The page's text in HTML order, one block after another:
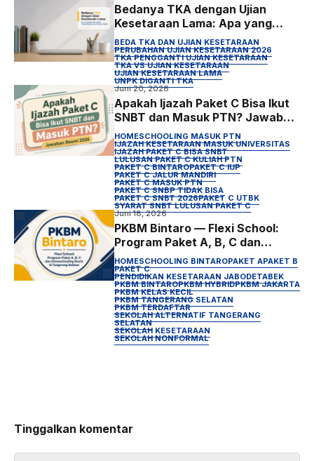
Bedanya TKA dengan Ujian
Kesetaraan Lama: Apa yang
Berubah untuk Homeschooler
dan Peserta PKBM
BEDA TKA DAN UJIAN KESETARAAN
PERUBAHAN UJIAN KESETARAAN 2026
TKA PENGGANTI UJIAN KESETARAAN
TKA VS UJIAN KESETARAAN
UJIAN KESETARAAN LAMA
UNPK DIGANTI TKA
Juni 20, 2026
Apakah Ijazah Paket C Bisa Ikut
SNBT dan Masuk PTN? Jawaban
Resmi 2026
HOMESCHOOLING MASUK PTN
IJAZAH KESETARAAN MASUK UNIVERSITAS
IJAZAH PAKET C BISA SNBT
LULUSAN PAKET C KULIAH PTN
PAKET C BINTAROPAKET C IUP
PAKET C JALUR MANDIRI
PAKET C MASUK PTN
PAKET C SNBP TIDAK BISA
PAKET C SNBT 2026PAKET C UTBK
SYARAT SNBT LULUSAN PAKET C
Juni 18, 2026
PKBM Bintaro — Flexi School:
Program Paket A, B, C dan
Homeschooling Resmi di
Tangerang Selatan
HOMESCHOOLING BINTAROPAKET APAKET B
PAKET C
PENDIDIKAN KESETARAAN JABODETABEK
PKBM BINTAROPKBM HYBRIDPKBM JAKARTA
PKBM KELAS KECIL
PKBM TANGERANG SELATAN
PKBM TERDAFTAR
SEKOLAH ALTERNATIF TANGERANG
SELATAN
SEKOLAH KESETARAAN
SEKOLAH NONFORMAL
Tinggalkan komentar